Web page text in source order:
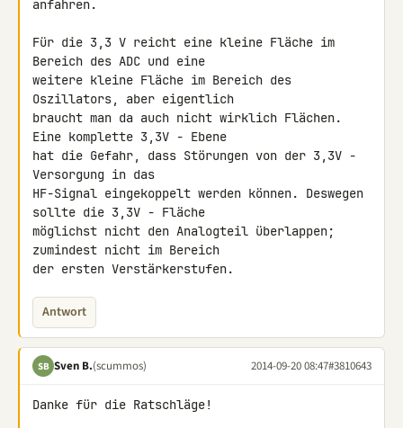
anfahren.
Für die 3,3 V reicht eine kleine Fläche im
Bereich des ADC und eine
weitere kleine Fläche im Bereich des
Oszillators, aber eigentlich
braucht man da auch nicht wirklich Flächen.
Eine komplette 3,3V - Ebene
hat die Gefahr, dass Störungen von der 3,3V -
Versorgung in das
HF-Signal eingekoppelt werden können. Deswegen
sollte die 3,3V - Fläche
möglichst nicht den Analogteil überlappen;
zumindest nicht im Bereich
der ersten Verstärkerstufen.
Antwort
SB Sven B.(scummos) 2014-09-20 08:47#3810643
Danke für die Ratschläge!